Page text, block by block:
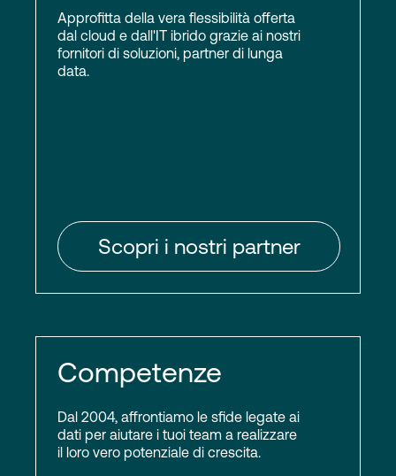
Approfitta della vera flessibilità offerta
dal cloud e dall'IT ibrido grazie ai nostri
fornitori di soluzioni, partner di lunga
data.
Scopri i nostri partner
Competenze
Dal 2004, affrontiamo le sfide legate ai
dati per aiutare i tuoi team a realizzare
il loro vero potenziale di crescita.